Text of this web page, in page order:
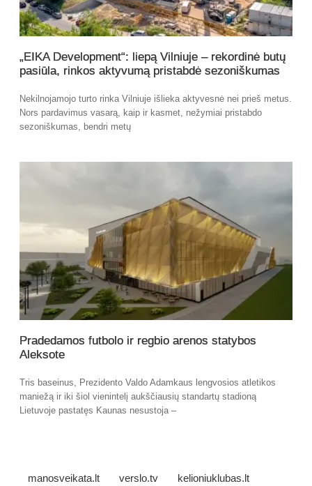
„EIKA Development“: liepą Vilniuje – rekordinė butų
pasiūla, rinkos aktyvumą pristabdė sezoniškumas
Nekilnojamojo turto rinka Vilniuje išlieka aktyvesnė nei prieš metus.
Nors pardavimus vasarą, kaip ir kasmet, nežymiai pristabdo
sezoniškumas, bendri metų
Pradedamos futbolo ir regbio arenos statybos
Aleksote
Tris baseinus, Prezidento Valdo Adamkaus lengvosios atletikos
maniežą ir iki šiol vienintelį aukščiausių standartų stadioną
Lietuvoje pastatęs Kaunas nesustoja –
manosveikata.lt verslo.tv kelioniuklubas.lt